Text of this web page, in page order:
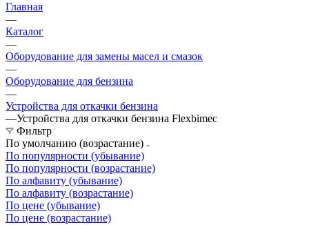
Главная
—
Каталог
—
Оборудование для замены масел и смазок
—
Оборудование для бензина
—
Устройства для откачки бензина
—Устройства для откачки бензина Flexbimec
Фильтр
По умолчанию (возрастание)
По популярности (убывание)
По популярности (возрастание)
По алфавиту (убывание)
По алфавиту (возрастание)
По цене (убывание)
По цене (возрастание)